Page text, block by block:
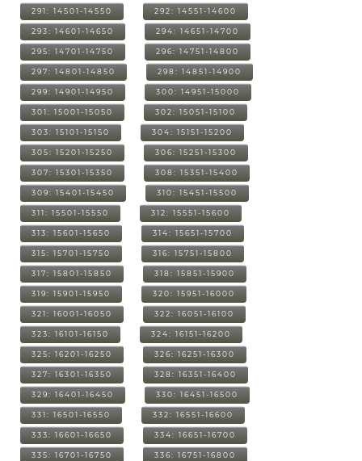
291: 14501-14550 292: 14551-14600
293: 14601-14650 294: 14651-14700
295: 14701-14750 296: 14751-14800
297: 14801-14850 298: 14851-14900
299: 14901-14950 300: 14951-15000
301: 15001-15050 302: 15051-15100
303: 15101-15150 304: 15151-15200
305: 15201-15250 306: 15251-15300
307: 15301-15350 308: 15351-15400
309: 15401-15450 310: 15451-15500
311: 15501-15550 312: 15551-15600
313: 15601-15650 314: 15651-15700
315: 15701-15750 316: 15751-15800
317: 15801-15850 318: 15851-15900
319: 15901-15950 320: 15951-16000
321: 16001-16050 322: 16051-16100
323: 16101-16150 324: 16151-16200
325: 16201-16250 326: 16251-16300
327: 16301-16350 328: 16351-16400
329: 16401-16450 330: 16451-16500
331: 16501-16550 332: 16551-16600
333: 16601-16650 334: 16651-16700
335: 16701-16750 336: 16751-16800